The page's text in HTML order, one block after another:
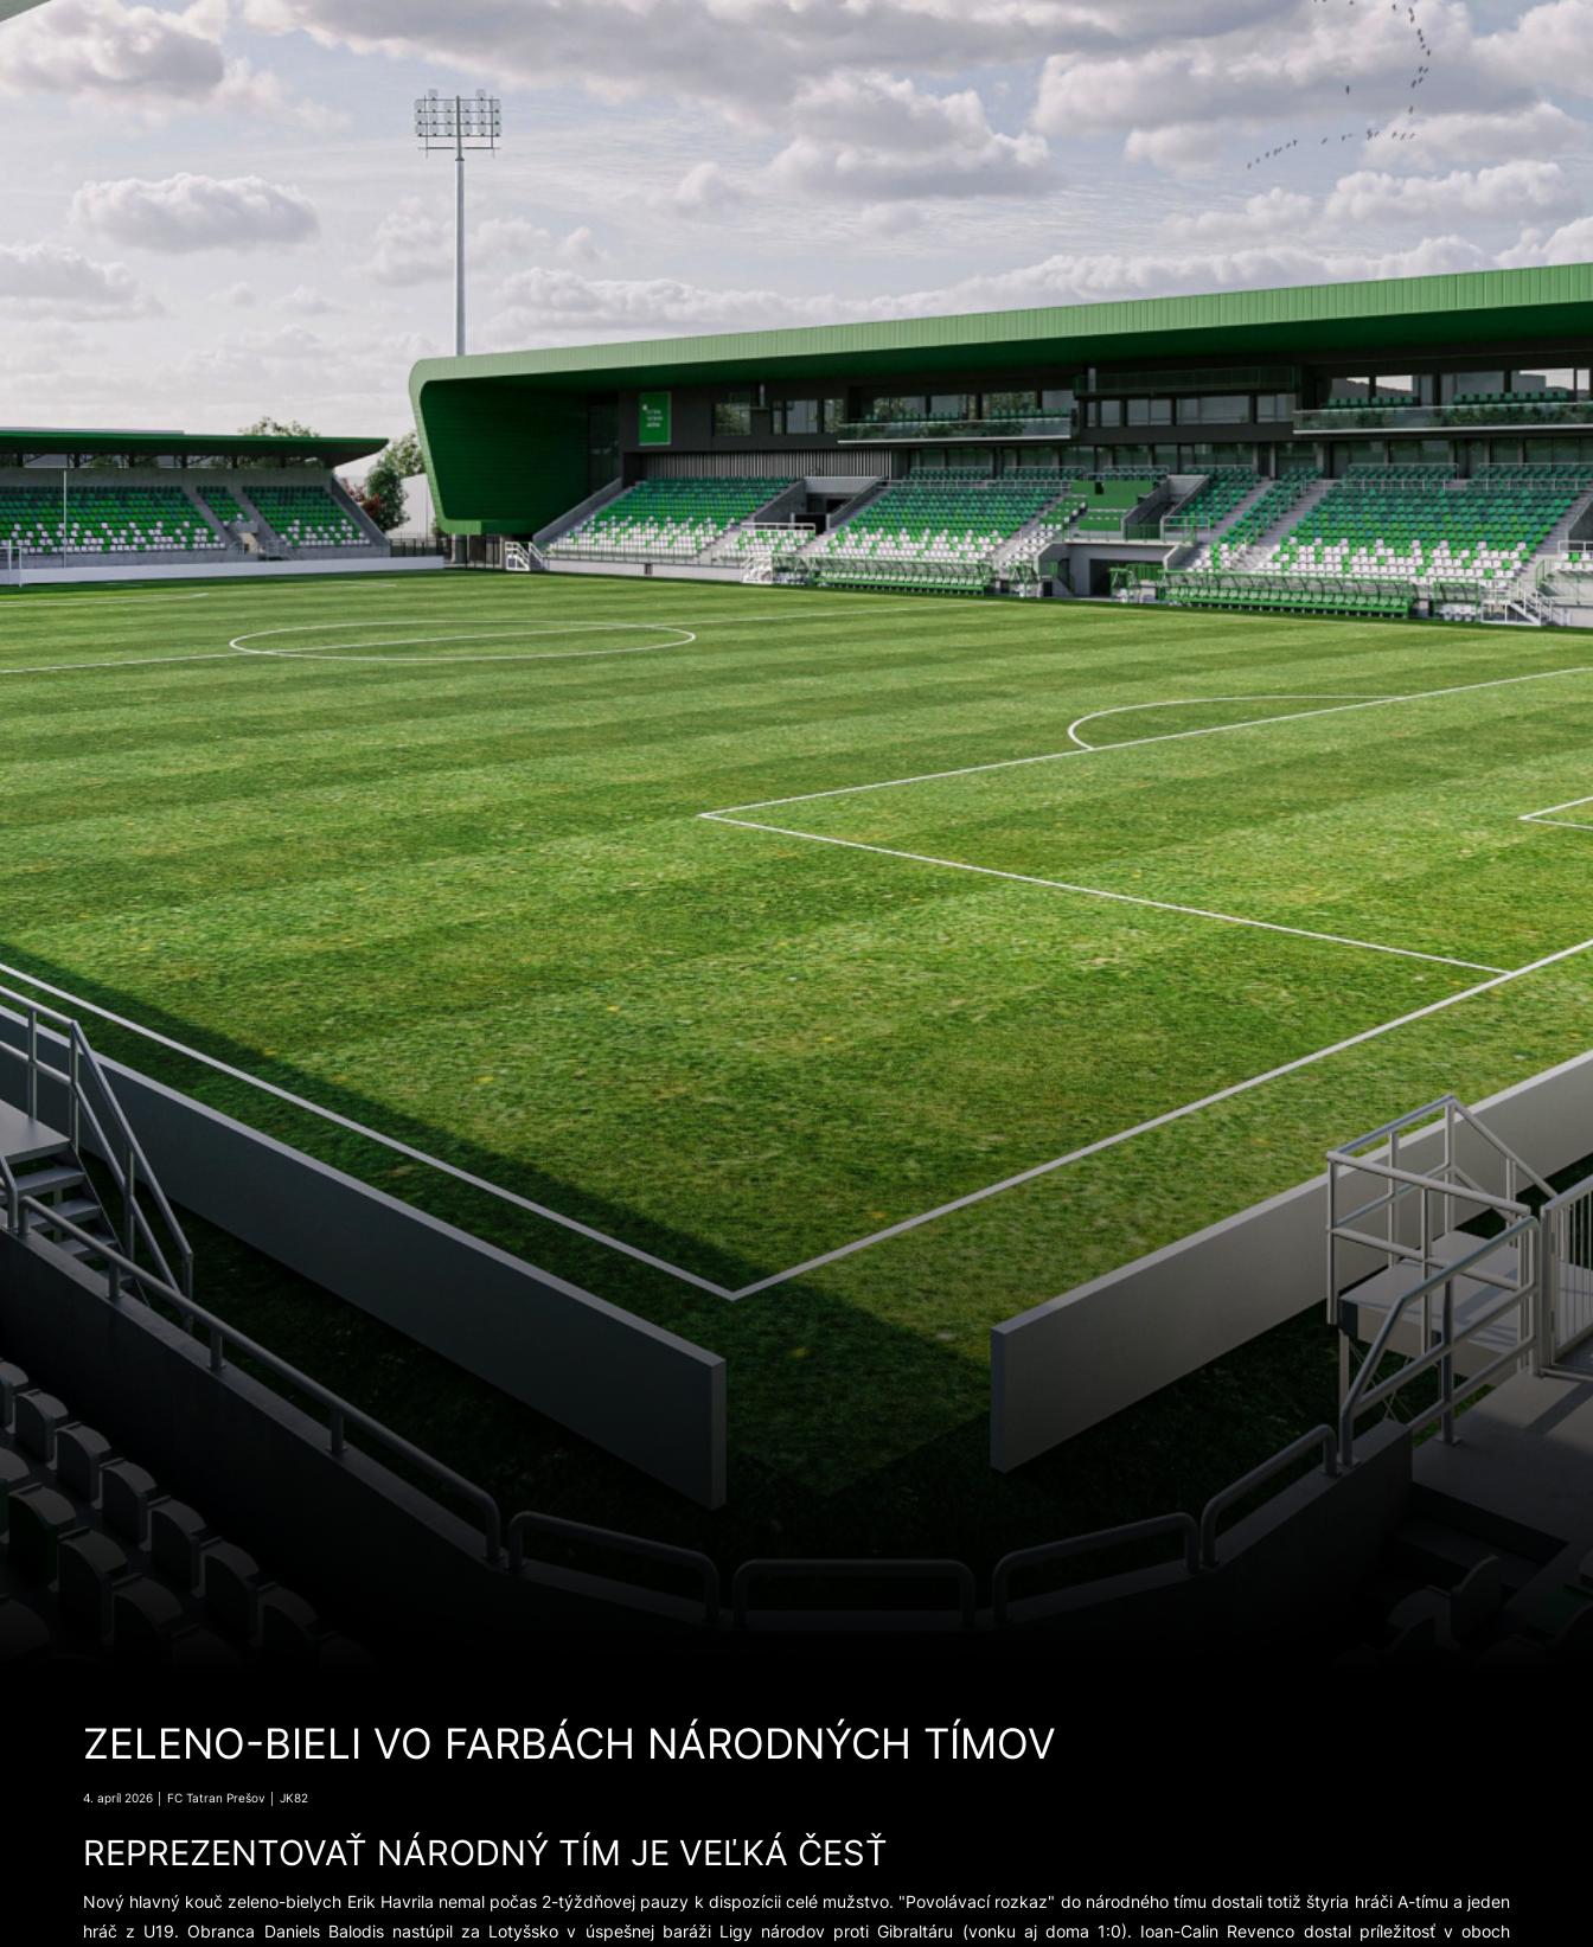
ZELENO-BIELI VO FARBÁCH NÁRODNÝCH TÍMOV
4. apríl 2026 │ FC Tatran Prešov │ JK82
REPREZENTOVAŤ NÁRODNÝ TÍM JE VEĽKÁ ČESŤ
Nový hlavný kouč zeleno-bielych Erik Havrila nemal počas 2-týždňovej pauzy k dispozícii celé mužstvo. "Povolávací rozkaz" do národného tímu dostali totiž štyria hráči A-tímu a jeden
hráč z U19. Obranca Daniels Balodis nastúpil za Lotyšsko v úspešnej baráži Ligy národov proti Gibraltáru (vonku aj doma 1:0). Ioan-Calin Revenco dostal príležitosť v oboch